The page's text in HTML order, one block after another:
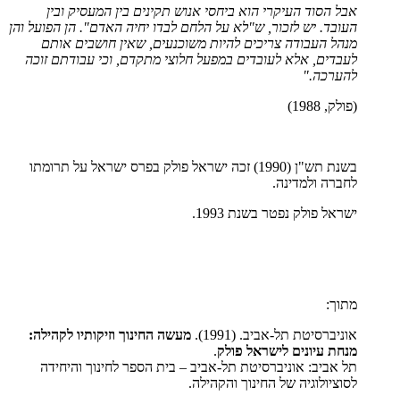
אבל הסוד העיקרי הוא ביחסי אנוש תקינים בין המעסיק ובין
העובד. יש לזכור, ש"לא על הלחם לבדו יחיה האדם". הן הפועל והן
מנהל העבודה צריכים להיות משוכנעים, שאין חושבים אותם
לעבדים, אלא לעובדים במפעל חלוצי מתקדם, וכי עבודתם זוכה
להערכה."
(פולק, 1988)
בשנת תש"ן (1990) זכה ישראל פולק בפרס ישראל על תרומתו
לחברה ולמדינה.
ישראל פולק נפטר בשנת 1993.
מתוך:
אוניברסיטת תל-אביב. (1991).
מעשה החינוך וזיקותיו לקהילה:
מנחת עיונים לישראל פולק.
תל אביב: אוניברסיטת תל-אביב – בית הספר לחינוך והיחידה
לסוציולוגיה של החינוך והקהילה.